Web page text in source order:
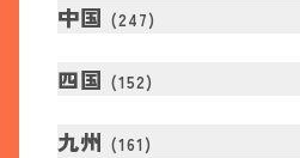
中国 (247)
四国 (152)
九州 (161 )